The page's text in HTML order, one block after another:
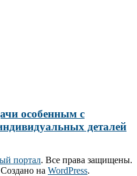
особенным с
деталей
портал. Все права защищены.
на WordPress.